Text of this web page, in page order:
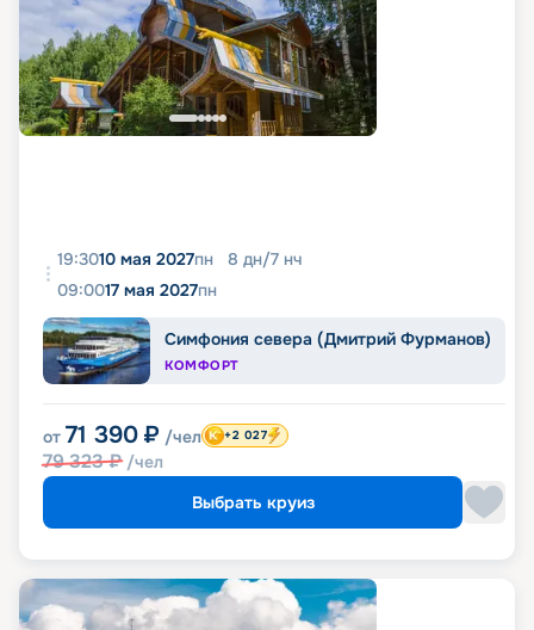
19:3010 мая 2027пн 8 дн/7 нч
09:0017 мая 2027пн
Симфония севера (Дмитрий Фурманов)
КОМФОРТ
от 71 390 ₽ /чел
79 323₽ /чел
+2 027
Выбрать круиз